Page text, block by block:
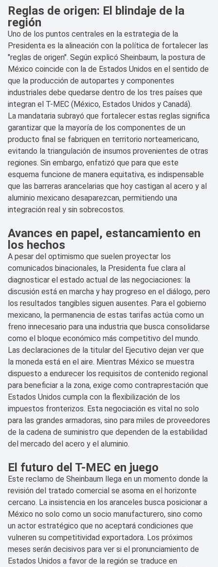
Reglas de origen: El blindaje de la
región
Uno de los puntos centrales en la estrategia de la
Presidenta es la alineación con la política de fortalecer las
"reglas de origen". Según explicó Sheinbaum, la postura de
México coincide con la de Estados Unidos en el sentido de
que la producción de autopartes y componentes
industriales debe quedarse dentro de los tres países que
integran el T-MEC (México, Estados Unidos y Canadá).
La mandataria subrayó que fortalecer estas reglas significa
garantizar que la mayoría de los componentes de un
producto final se fabriquen en territorio norteamericano,
evitando la triangulación de insumos provenientes de otras
regiones. Sin embargo, enfatizó que para que este
esquema funcione de manera equitativa, es indispensable
que las barreras arancelarias que hoy castigan al acero y al
aluminio mexicano desaparezcan, permitiendo una
integración real y sin sobrecostos.
Avances en papel, estancamiento en
los hechos
A pesar del optimismo que suelen proyectar los
comunicados binacionales, la Presidenta fue clara al
diagnosticar el estado actual de las negociaciones: la
discusión está en marcha y hay progreso en el diálogo, pero
los resultados tangibles siguen ausentes. Para el gobierno
mexicano, la permanencia de estas tarifas actúa como un
freno innecesario para una industria que busca consolidarse
como el bloque económico más competitivo del mundo.
Las declaraciones de la titular del Ejecutivo dejan ver que
la moneda está en el aire. Mientras México se muestra
dispuesto a endurecer los requisitos de contenido regional
para beneficiar a la zona, exige como contraprestación que
Estados Unidos cumpla con la flexibilización de los
impuestos fronterizos. Esta negociación es vital no solo
para las grandes armadoras, sino para miles de proveedores
de la cadena de suministro que dependen de la estabilidad
del mercado del acero y el aluminio.
El futuro del T-MEC en juego
Este reclamo de Sheinbaum llega en un momento donde la
revisión del tratado comercial se asoma en el horizonte
cercano. La insistencia en los aranceles busca posicionar a
México no solo como un socio manufacturero, sino como
un actor estratégico que no aceptará condiciones que
vulneren su competitividad exportadora. Los próximos
meses serán decisivos para ver si el pronunciamiento de
Estados Unidos a favor de la región se traduce en